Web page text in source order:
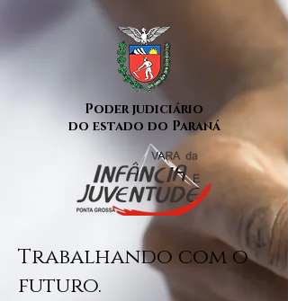
Poder judiciário
do estado do Paraná
Trabalhando com o
futuro.